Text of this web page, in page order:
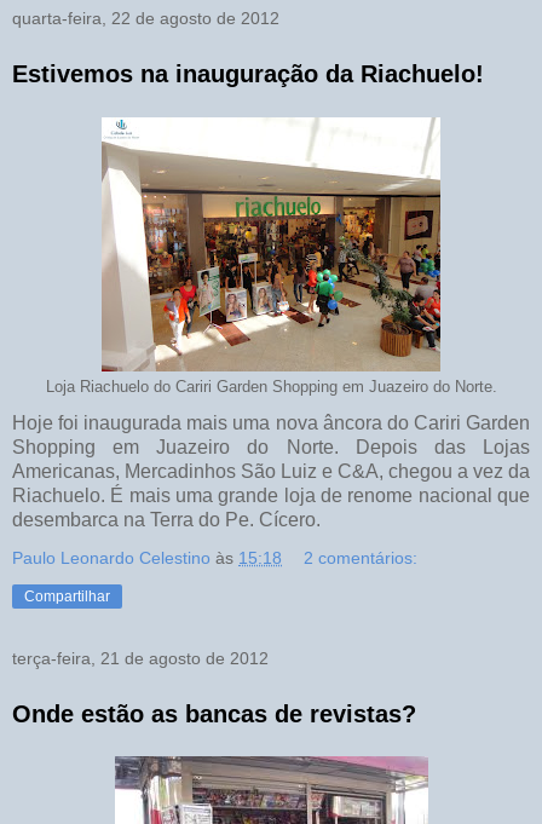
quarta-feira, 22 de agosto de 2012
Estivemos na inauguração da Riachuelo!
Loja Riachuelo do Cariri Garden Shopping em Juazeiro do Norte.
Hoje foi inaugurada mais uma nova âncora do Cariri Garden
Shopping em Juazeiro do Norte. Depois das Lojas
Americanas, Mercadinhos São Luiz e C&A, chegou a vez da
Riachuelo. É mais uma grande loja de renome nacional que
desembarca na Terra do Pe. Cícero.
Paulo Leonardo Celestino às 15:18 2 comentários:
Compartilhar
terça-feira, 21 de agosto de 2012
Onde estão as bancas de revistas?